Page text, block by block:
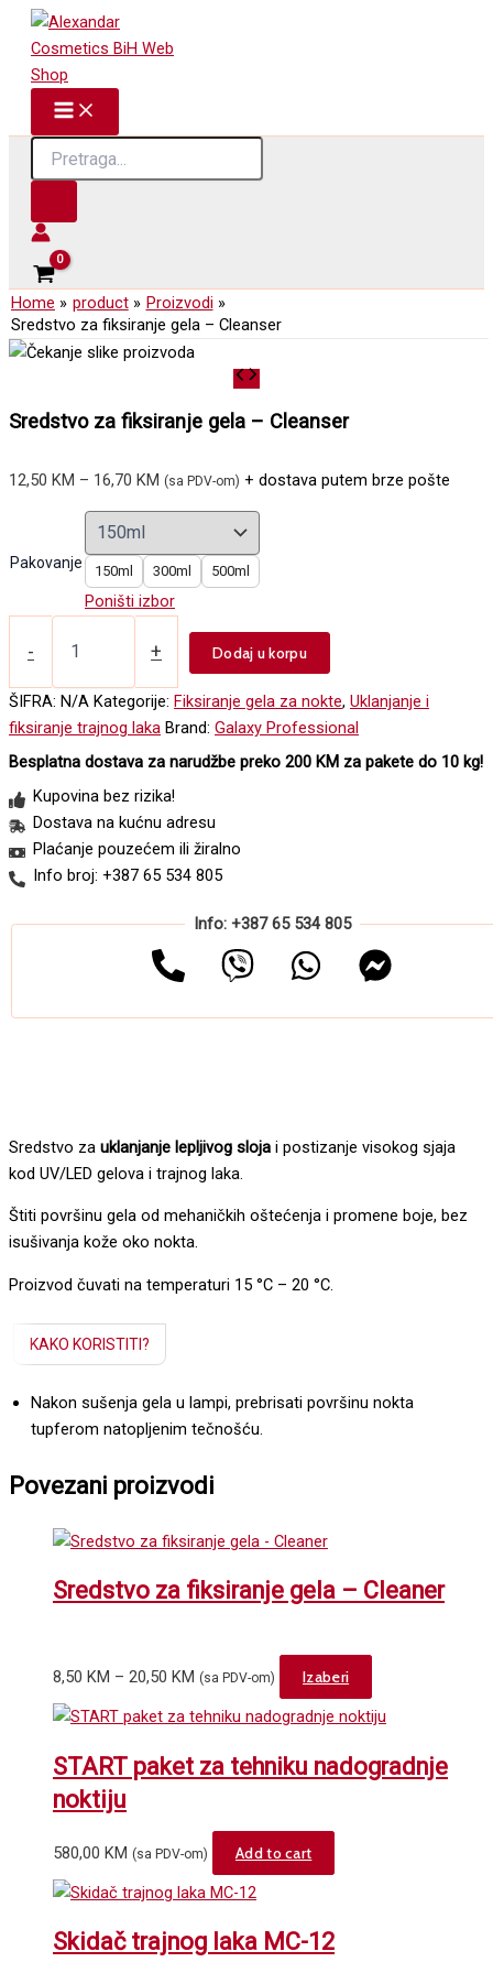
Skip
content
Products
search
Home product
Proizvodi
Sredstvo za fiksiranje gela – Cleanser
Sredstvo za fiksiranje gela – Cleanser
12,50 KM – 16,70 KM Price
through
16,70 KM
(sa PDV-om) + dostava putem brze pošte
Pakovanje 150ml 300ml 500ml
Poništi izbor
-
Sredstvo
gela
-
Cleanser
količina
+ Dodaj u korpu
ŠIFRA: N/A Kategorije: Fiksiranje gela za nokte, Uklanjanje i
fiksiranje trajnog laka Brand: Galaxy Professional
Besplatna dostava za narudžbe preko 200 KM za pakete do 10 kg!
Kupovina bez rizika!
Dostava na kućnu adresu
Plaćanje pouzećem ili žiralno
Info broj: +387 65 534 805
Info: +387 65 534 805
Sredstvo za uklanjanje lepljivog sloja i postizanje visokog sjaja
kod UV/LED gelova i trajnog laka.
Štiti površinu gela od mehaničkih oštećenja i promene boje, bez
isušivanja kože oko nokta.
Proizvod čuvati na temperaturi 15 °C – 20 °C.
KAKO KORISTITI?
Nakon sušenja gela u lampi, prebrisati površinu nokta
tupferom natopljenim tečnošću.
Povezani proizvodi
Sredstvo za fiksiranje gela – Cleaner
8,50 KM – 20,50 KM Price
8,50 KM
through
20,50 KM
(sa PDV-om) Izaberi
product
has
multiple
variants.
START paket za tehniku nadogradnje
noktiju
580,00 KM (sa PDV-om) Add to cart
Skidač trajnog laka MC-12